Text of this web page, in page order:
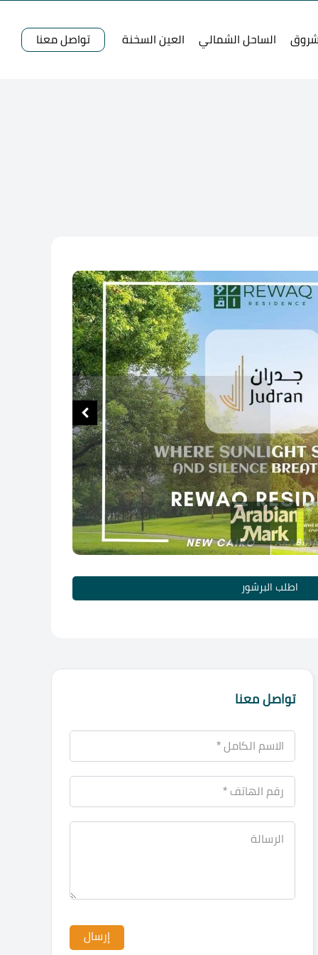
الساحل الشمالي العين السخنة تواصل معنا
اطلب البرشور
تواصل معنا